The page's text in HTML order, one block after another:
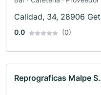
Calidad, 34, 28906
0.0 (0)
Reprograficas Malpe